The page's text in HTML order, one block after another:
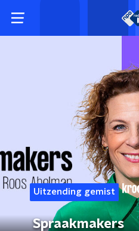
Uitzending gemist
Spraakmakers